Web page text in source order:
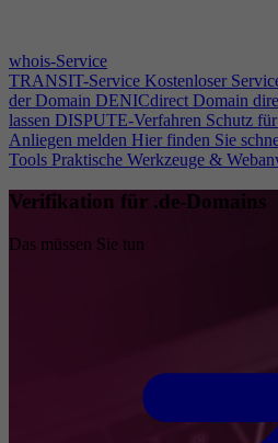
whois-Service
TRANSIT-Service Kostenloser
der Domain DENICdirect Domain
lassen DISPUTE-Verfahren Schutz
Anliegen melden Hier finden Sie
Tools Praktische Werkzeuge &
Verifikation für .de-Domains
Das müssen Sie tun